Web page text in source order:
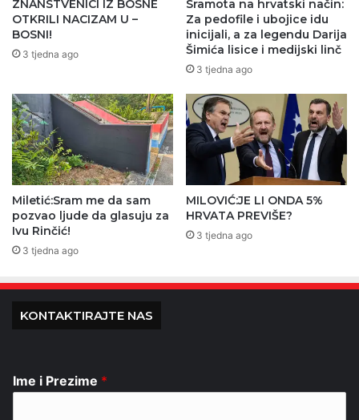
ZNANSTVENICI IZ BOSNE
OTKRILI NACIZAM U –
BOSNI!
3 tjedna ago
Sramota na hrvatski način:
Za pedofile i ubojice idu
inicijali, a za legendu Darija
Šimića lisice i medijski linč
3 tjedna ago
Miletić:Sram me da sam
pozvao ljude da glasuju za
Ivu Rinčić!
3 tjedna ago
MILOVIĆ:JE LI ONDA 5%
HRVATA PREVIŠE?
3 tjedna ago
KONTAKTIRAJTE NAS
Ime i Prezime *